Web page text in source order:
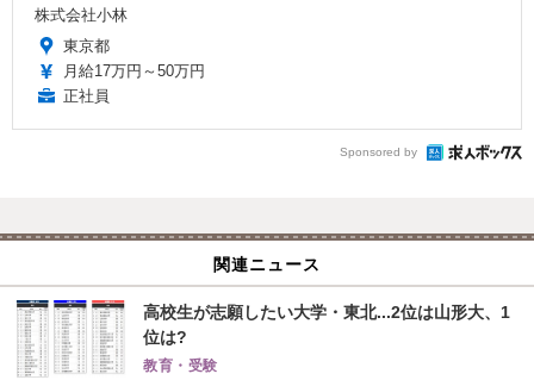
株式会社小林
東京都
月給17万円～50万円
正社員
Sponsored by
関連ニュース
高校生が志願したい大学・東北...2位は山形大、1
位は?
教育・受験